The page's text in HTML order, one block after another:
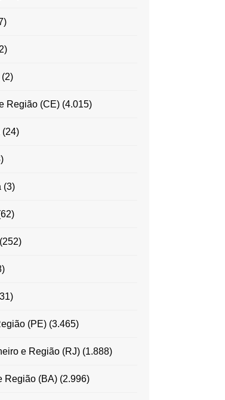
(2)
Região (CE)(4.015)
(24)
(3)
(PE)(3.465)
e Região (RJ)(1.888)
Região (BA)(2.996)